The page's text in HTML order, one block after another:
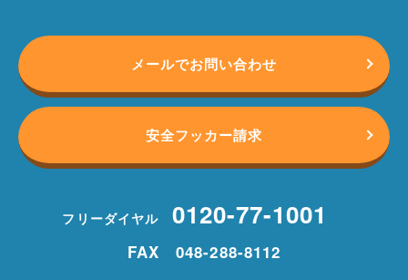
メールでお問い合わせ
安全フッカー請求
フリーダイヤル 0120-77-1001
FAX 048-288-8112